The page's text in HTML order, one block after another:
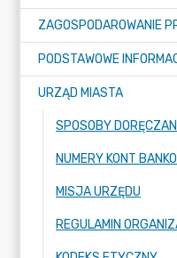
URZĄD MIASTA
NUMERY KONT
MISJA URZĘDU